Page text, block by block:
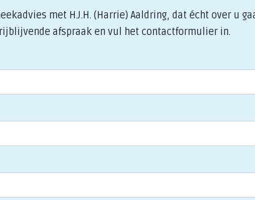
met H.J.H. (Harrie) Aaldring, dat écht over u
afspraak en vul het contactformulier in.